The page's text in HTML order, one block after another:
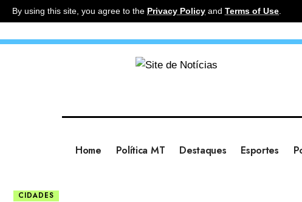
By using this site, you agree to the Privacy Policy and Terms of Use.
Home Política MT Destaques Esportes
CIDADES